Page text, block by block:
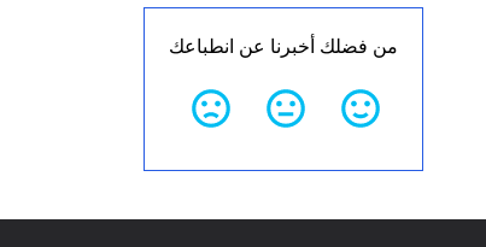
من فضلك أخبرنا عن انطباعك